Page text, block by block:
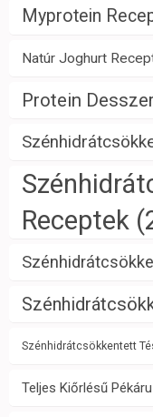
Myprotein
Natúr Joghurt
Protein
Receptek
Szénhidrátcsökkentett
Teljes Kiőrlésű Pékáru